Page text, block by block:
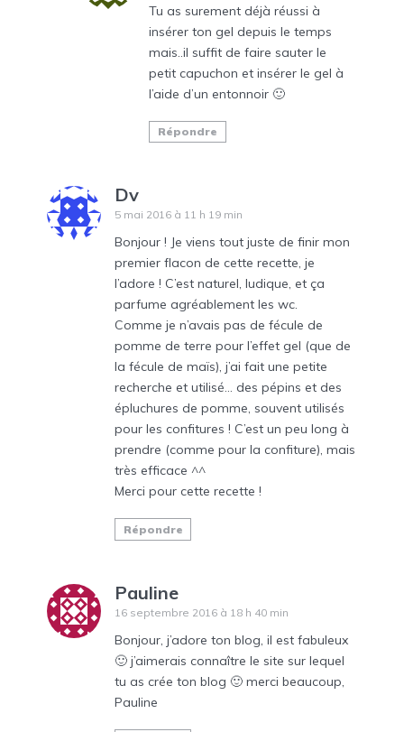
Tu as surement déjà réussi à
insérer ton gel depuis le temps
mais..il suffit de faire sauter le
petit capuchon et insérer le gel à
l’aide d’un entonnoir 🙂
Répondre
Dv
5 mai 2016 à 11 h 19 min
Bonjour ! Je viens tout juste de finir mon
premier flacon de cette recette, je
l’adore ! C’est naturel, ludique, et ça
parfume agréablement les wc.
Comme je n’avais pas de fécule de
pomme de terre pour l’effet gel (que de
la fécule de maïs), j’ai fait une petite
recherche et utilisé… des pépins et des
épluchures de pomme, souvent utilisés
pour les confitures ! C’est un peu long à
prendre (comme pour la confiture), mais
très efficace ^^
Merci pour cette recette !
Répondre
Pauline
16 septembre 2016 à 18 h 40 min
Bonjour, j’adore ton blog, il est fabuleux
🙂 j’aimerais connaître le site sur lequel
tu as crée ton blog 🙂 merci beaucoup,
Pauline